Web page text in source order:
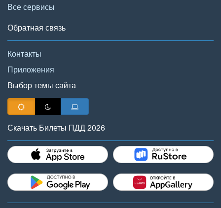
Все сервисы
Обратная связь
Контакты
Приложения
Выбор темы сайта
Скачать Билеты ПДД 2026